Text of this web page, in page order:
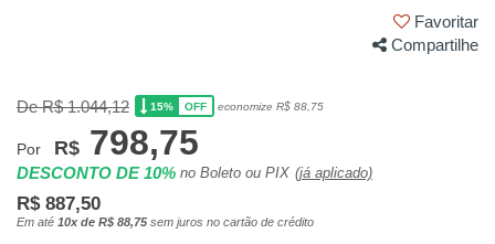
Favoritar
Compartilhe
De R$ 1.044,12 15% OFF economize R$ 88,75
Por R$ 798,75
DESCONTO DE 10% no Boleto ou PIX (já aplicado)
R$ 887,50
Em até 10x de R$ 88,75sem juros no cartão de crédito